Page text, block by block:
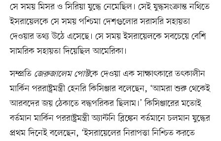
সে সময় মিসর ও সিরিয়া যুদ্ধে নেমেছিল। সেই যুদ্ধসংক্রান্ত নথিতে
ইসরায়েলকে সে সময় পশ্চিমা দেশগুলোর সরাসরি সহায়তা
দেওয়ার তথ্য উঠে এসেছে। সে সময় ইসরায়েলকে সবচেয়ে বেশি
সামরিক সহায়তা দিয়েছিল আমেরিকা।
সম্প্রতি জেরুজালেম পোস্টকে দেওয়া এক সাক্ষাৎকারে তৎকালীন
মার্কিন পররাষ্ট্রমন্ত্রী হেনরি কিসিঞ্জার বলেছেন, ‘আমরা শুরু থেকেই
আরবদের জয় ঠেকাতে বদ্ধপরিকর ছিলাম।’ কিসিঞ্জারের মতোই
বর্তমান মার্কিন পররাষ্ট্রমন্ত্রী অ্যান্টনি ব্লিঙ্কেন বর্তমানে চলমান যুদ্ধের
প্রথম দিনেই বলেছেন, ‘ইসরায়েলের নিরাপত্তা নিশ্চিত করতে